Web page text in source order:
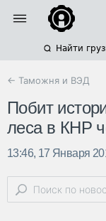
Найти
← Таможня и ВЭД
Побит
леса в КНР
13:46, 17 Января